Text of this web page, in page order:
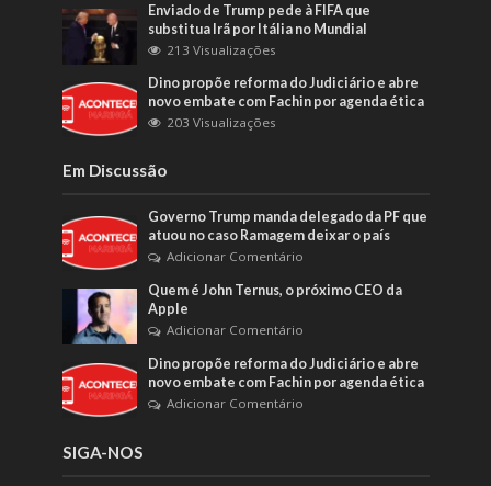
Enviado de Trump pede à FIFA que
substitua Irã por Itália no Mundial
213 Visualizações
Dino propõe reforma do Judiciário e abre
novo embate com Fachin por agenda ética
203 Visualizações
Em Discussão
Governo Trump manda delegado da PF que
atuou no caso Ramagem deixar o país
Adicionar Comentário
Quem é John Ternus, o próximo CEO da
Apple
Adicionar Comentário
Dino propõe reforma do Judiciário e abre
novo embate com Fachin por agenda ética
Adicionar Comentário
SIGA-NOS